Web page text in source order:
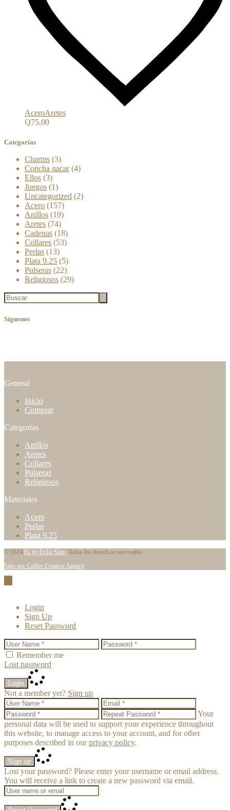
AceroAretes
Q75.00
Categorías
Charms 33
productos
Concha nacar 44
Ellos 33
productos
Juegos 11
producto
Uncategorized 22
Acero 157157
productos
Anillos 1919
productos
Aretes 7474
productos
Cadenas 1818
productos
Collares 5353
Perlas 1313
productos
Plata 9.25 55
productos
Pulseras 2222
productos
Religiosos 2929
Search
Síguenos
General
Inicio
Comprar
Categorias
Anillos
Aretes
Collares
Pulseras
Religiosos
Materiales
Acero
Perlas
Plata 9.25
© 2024 Es by Erika Sam, Todos los derechos reservados
Sitio por Collier Creative Agency
Login
Sign Up
Reset Password
Remember me
Lost password
Login
Not a member yet? Sign up
Your
personal data will be used to support your experience throughout
this website, to manage access to your account, and for other
purposes described in ourprivacy policy.
Sign up
Lost your password? Please enter your username or email address.
You will receive a link to create a new password via email.